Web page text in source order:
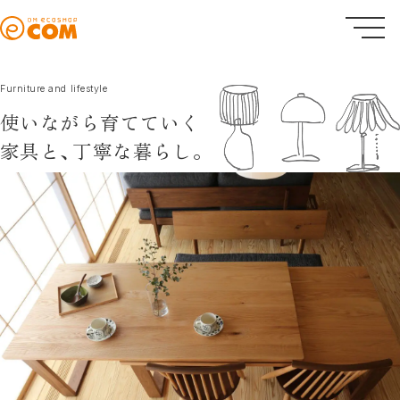
Furniture and lifestyle
使いながら育てていく
家具と、丁寧な暮らし。